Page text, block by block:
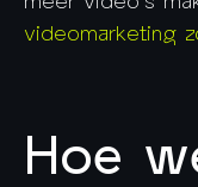
videomarketing
Hoe